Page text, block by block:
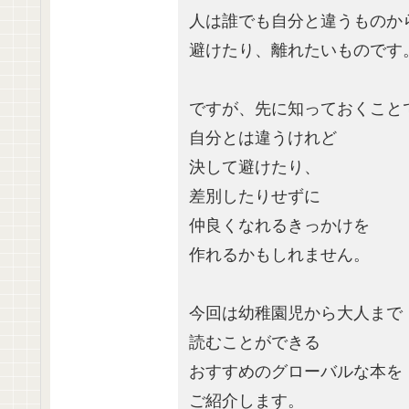
人は誰でも自分と違うものか
避けたり、離れたいものです
ですが、先に知っておくこと
自分とは違うけれど
決して避けたり、
差別したりせずに
仲良くなれるきっかけを
作れるかもしれません。
今回は幼稚園児から大人まで
読むことができる
おすすめのグローバルな本を
ご紹介します。